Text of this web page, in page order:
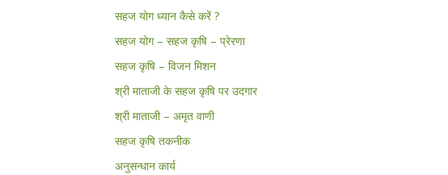
सहज योग ध्यान कैसे करें ?
सहज योग – सहज कृषि – प्रेरणा
सहज कृषि – विजन मिशन
श्री माताजी के सहज कृषि पर उदगार
श्री माताजी – अमृत वाणी
सहज कृषि तकनीक
अनुसन्धान कार्य